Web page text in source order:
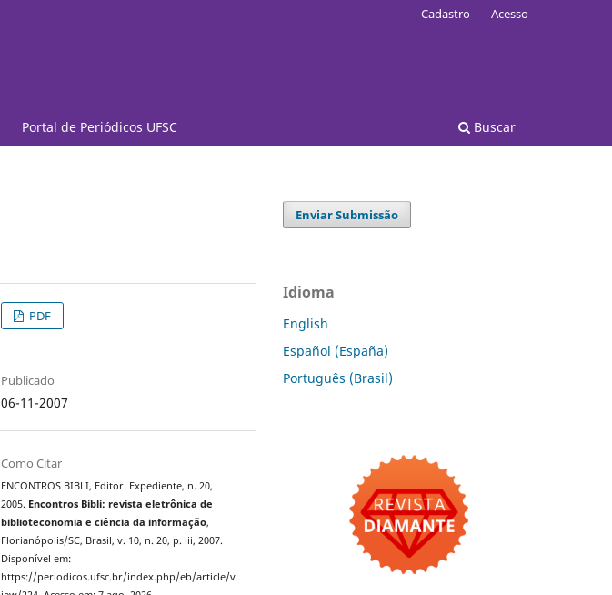
Portal de Periódicos UFSC Buscar
Cadastro Acesso
PDF
Publicado
06-11-2007
Como Citar
ENCONTROS BIBLI, Editor. Expediente, n. 20,
2005. Encontros Bibli: revista eletrônica de
biblioteconomia e ciência da informação,
Florianópolis/SC, Brasil, v. 10, n. 20, p. iii, 2007.
Disponível em:
https://periodicos.ufsc.br/index.php/eb/article/v
Enviar Submissão
Idioma
English
Español (España)
Português (Brasil)